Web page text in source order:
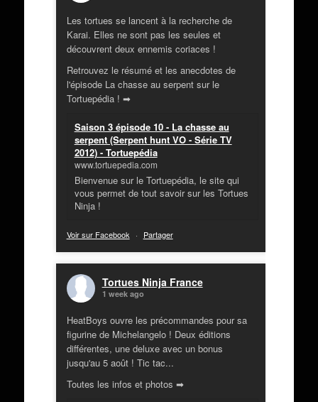
Les tortues se lancent à la recherche de
Karai. Elles ne sont pas les seules et
découvrent deux ennemis coriaces !
Retrouvez le résumé et les anecdotes de
l'épisode La chasse au serpent sur le
Tortuepédia ! ➡
Saison 3 épisode 10 - La chasse au
serpent (Serpent hunt VO - Série TV
2012) - Tortuepédia
www.tortuepedia.com
Bienvenue sur le Tortuepédia, le site qui
vous permet de tout savoir sur les Tortues
Ninja !
Voir sur Facebook · Partager
Tortues Ninja France
1 week ago
HeatBoys ouvre les précommandes pour sa
figurine de Michelangelo ! Deux éditions
différentes, une deluxe avec un bonus
jusqu'au 5 août ! Tic tac...
Toutes les infos et photos ➡